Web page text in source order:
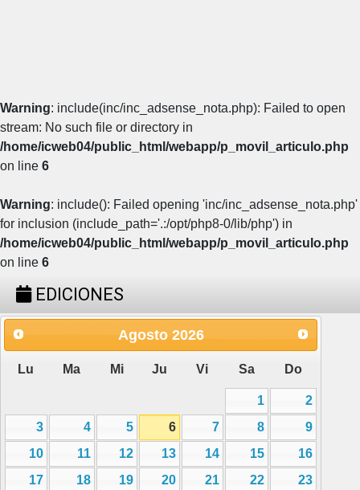
Warning: include(inc/inc_adsense_nota.php): Failed to open
stream: No such file or directory in
/home/icweb04/public_html/webapp/p_movil_articulo.php
on line 6
Warning: include(): Failed opening 'inc/inc_adsense_nota.php'
for inclusion (include_path='.:/opt/php8-0/lib/php') in
/home/icweb04/public_html/webapp/p_movil_articulo.php
on line 6
EDICIONES
Agosto 2026
Lu Ma Mi Ju Vi Sa Do
1
2
3
4 5 6 7 8
9
10
11 12 13 14 15
16
17
18 19 20 21 22
23